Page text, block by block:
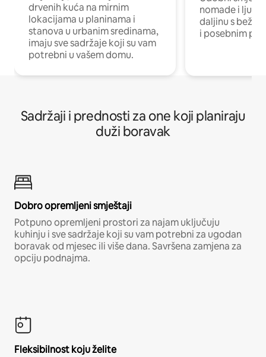
drvenih kuća na mirnim
lokacijama u planinama i
stanova u urbanim sredinama,
imaju sve sadržaje koji su vam
potrebni u vašem domu.
nomade i ljude
daljinu s
i posebnim
Sadržaji i prednosti za one koji planiraju
duži boravak
Dobro opremljeni smještaji
Potpuno opremljeni prostori za najam uključuju
kuhinju i sve sadržaje koji su vam potrebni za ugodan
boravak od mjesec ili više dana. Savršena zamjena za
opciju podnajma.
Fleksibilnost koju želite